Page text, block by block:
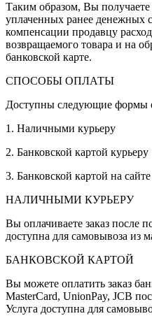
Таким образом, Вы получаете
уплаченных ранее денежных
компенсации продавцу
возвращаемого товара и на
банковской карте.
СПОСОБЫ ОПЛАТЫ
Доступны следующие формы
1. Наличными курьеру
2. Банковской картой курьеру
3. Банковской картой на сайте
НАЛИЧНЫМИ КУРЬЕРУ
Вы оплачиваете заказ после
доступна для самовывоза из
БАНКОВСКОЙ КАРТОЙ
Вы можете оплатить заказ
MasterCard, UnionPay, JCB
Услуга доступна для